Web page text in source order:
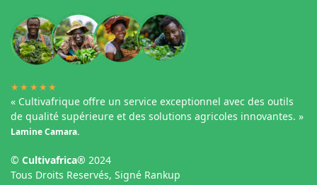
★★★★★
« Cultivafrique offre un service exceptionnel avec des outils
de qualité supérieure et des solutions agricoles innovantes. »
Lamine Camara.
© Cultivafrica® 2024
Tous Droits Reservés, Signé Rankup